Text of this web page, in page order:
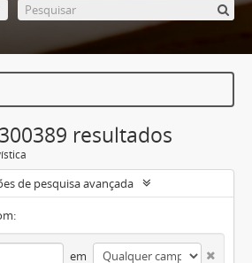
resultados
de pesquisa avançada
em